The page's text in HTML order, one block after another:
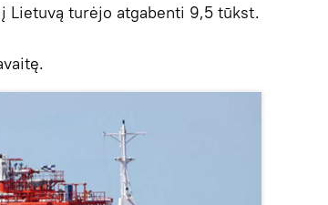
Lietuvą turėjo atgabenti 9,5 tūkst.